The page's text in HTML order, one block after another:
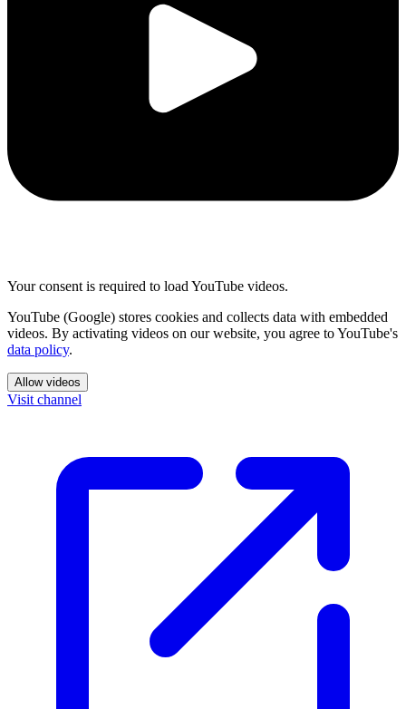
Your consent is required to load YouTube videos.
YouTube (Google) stores cookies and collects data with embedded
videos. By activating videos on our website, you agree to YouTube's
data policy.
Allow videos
Visit channel